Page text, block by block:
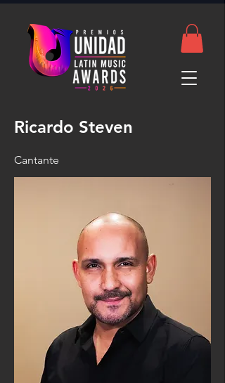
Ricardo Steven
Cantante